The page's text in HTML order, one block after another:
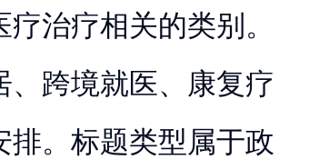
治疗相关的类别。
跨境就医、康复疗
。标题类型属于政